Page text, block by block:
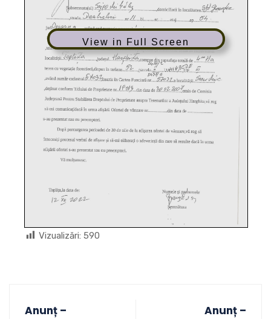
View in Full Screen
Vizualizări: 590
Anunț –
Anunț –